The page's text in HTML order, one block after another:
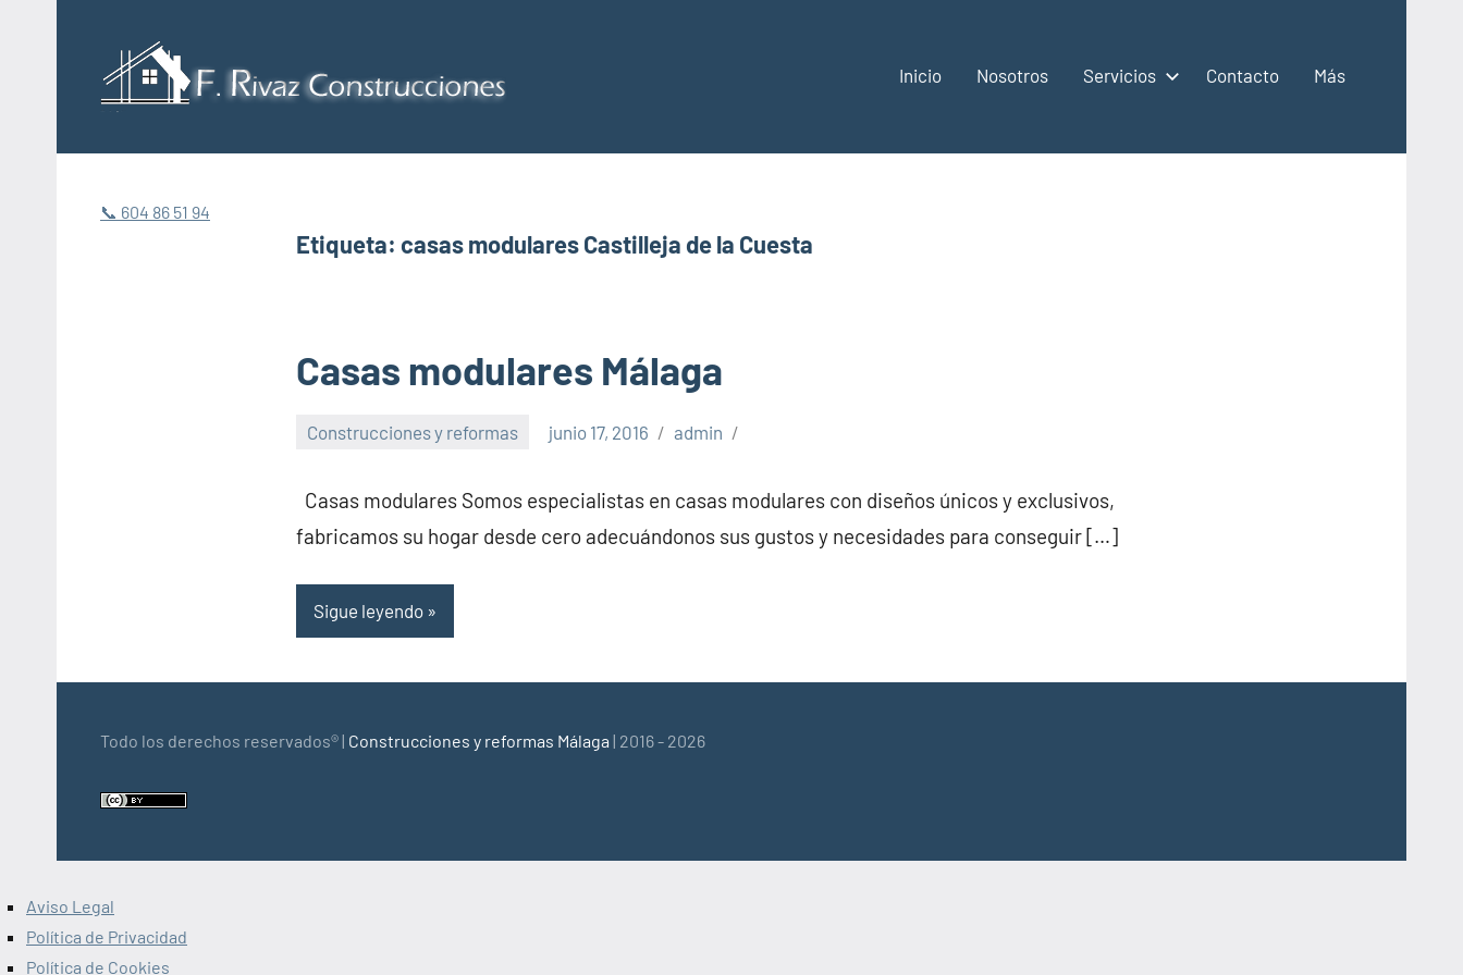
contenido
y
Málaga
Inicio Nosotros Servicios Contacto Más
📞 604 86 51 94
Etiqueta: casas modulares Castilleja de la Cuesta
Casas modulares Málaga
Construcciones y reformas junio 17, 2016 admin
Casas modulares Somos especialistas en casas modulares con diseños únicos y exclusivos,
fabricamos su hogar desde cero adecuándonos sus gustos y necesidades para conseguir […]
Sigue leyendo
Todo los derechos reservados® | Construcciones y reformas Málaga | 2016 - 2026
Aviso Legal
Política de Privacidad
Política de Cookies